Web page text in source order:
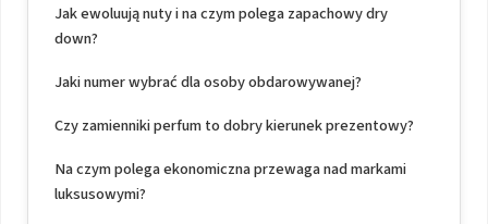
Jak ewoluują nuty i na czym polega zapachowy dry
down?
Jaki numer wybrać dla osoby obdarowywanej?
Czy zamienniki perfum to dobry kierunek prezentowy?
Na czym polega ekonomiczna przewaga nad markami
luksusowymi?